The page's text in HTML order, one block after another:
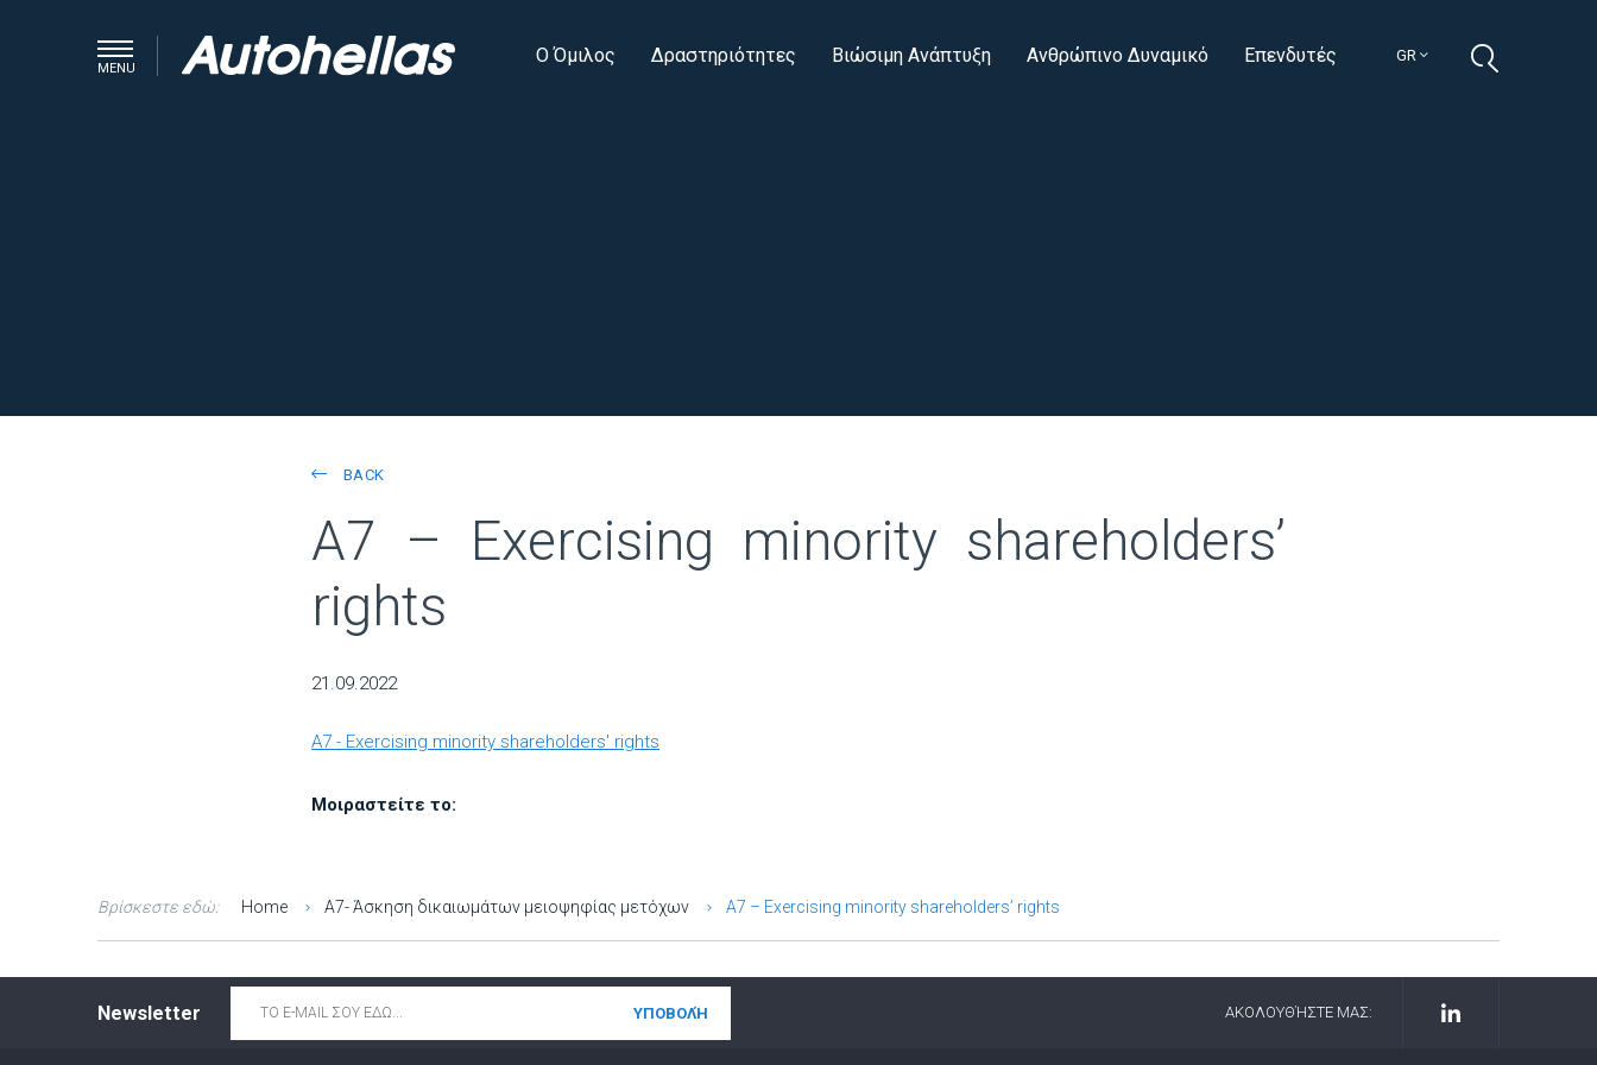
MENU
GR
Ο Όμιλος Δραστηριότητες Βιώσιμη Ανάπτυξη Ανθρώπινο Δυναμικό Επενδυτές
BACK
A7 – Exercising minority shareholders’
rights
21.09.2022
A7 - Exercising minority shareholders' rights
Μοιραστείτε το:
Βρίσκεστε εδώ: Home A7- Άσκηση δικαιωμάτων μειοψηφίας μετόχων A7 – Exercising minority shareholders’ rights
Newsletter
ΑΚΟΛΟΥΘΉΣΤΕ ΜΑΣ: